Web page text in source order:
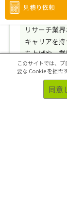
株式会社ア
ャー
リサーチ業
キャリアを
ち上げや、
患」「障が
ースを主導。
見積り依頼
このサイトでは、プ
要な Cookie を拒否
同意